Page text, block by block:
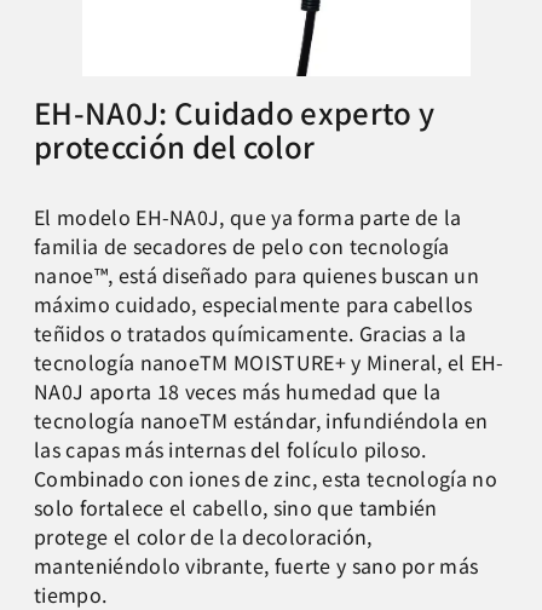
EH-NA0J: Cuidado experto y
protección del color
El modelo EH-NA0J, que ya forma parte de la
familia de secadores de pelo con tecnología
nanoe™, está diseñado para quienes buscan un
máximo cuidado, especialmente para cabellos
teñidos o tratados químicamente. Gracias a la
tecnología nanoeTM MOISTURE+ y Mineral, el EH-
NA0J aporta 18 veces más humedad que la
tecnología nanoeTM estándar, infundiéndola en
las capas más internas del folículo piloso.
Combinado con iones de zinc, esta tecnología no
solo fortalece el cabello, sino que también
protege el color de la decoloración,
manteniéndolo vibrante, fuerte y sano por más
tiempo.